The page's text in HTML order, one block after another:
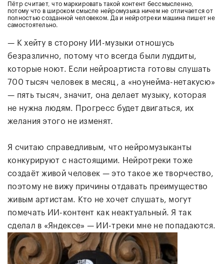
Пётр считает, что маркировать такой контент бессмысленно,
потому что в широком смысле нейромузыка ничем не отличается от
полностью созданной человеком. Да и нейротреки машина пишет не
самостоятельно.
— К хейту в сторону ИИ-музыки отношусь
безразлично, потому что всегда были луддиты,
которые ноют. Если нейроартиста готовы слушать
700 тысяч человек в месяц, а «ноунейма-нетакусю»
— пять тысяч, значит, она делает музыку, которая
не нужна людям. Прогресс будет двигаться, их
желания этого не изменят.
Я считаю справедливым, что нейромузыканты
конкурируют с настоящими. Нейротреки тоже
создаёт живой человек — это такое же творчество,
поэтому не вижу причины отдавать преимущество
живым артистам. Кто не хочет слушать, могут
помечать ИИ-контент как неактуальный. Я так
сделал в «Яндексе» — ИИ-треки мне не попадаются.